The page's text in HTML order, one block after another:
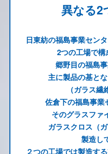
異なる2
日東紡の福島事業セン
2つの工場で構
郷野目の福島
主に製品の基と
（ガラス繊
佐倉下の福島事業
そのグラスファ
ガラスクロス（
製造し
２つの工場では製造す